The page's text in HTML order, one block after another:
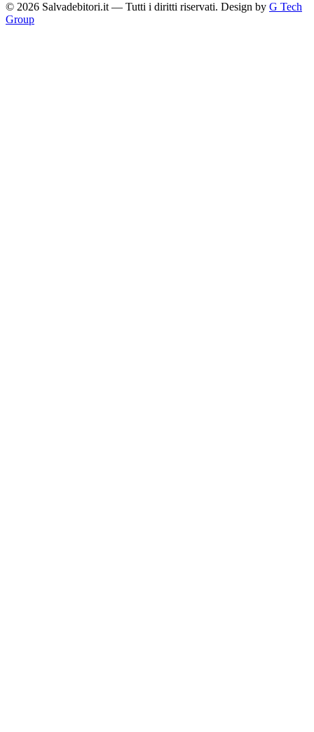
© 2026 Salvadebitori.it — Tutti i diritti riservati. Design by G Tech
Group